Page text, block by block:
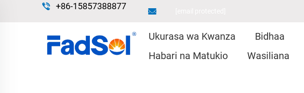
+86-15857388877
Ukurasa wa Kwanza Bidhaa
Habari na Matukio
Wasiliana